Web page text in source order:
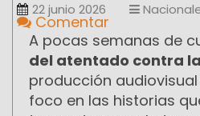
22 junio 2026
Comentar
A pocas semanas de
del atentado contra la
producción
foco en las historias